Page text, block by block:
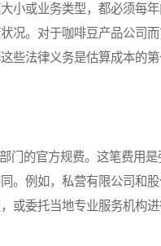
小或业务类型，都必须每
况。对于咖啡豆产品公司
些法律义务是估算成本的
的官方规费。这笔费用是
。例如，私营有限公司和
或委托当地专业服务机构